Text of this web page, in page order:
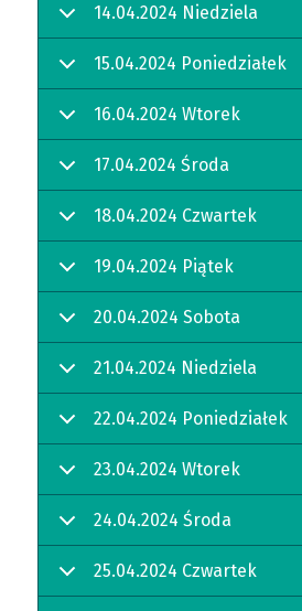
14.04.2024 Niedziela
15.04.2024 Poniedziałek
16.04.2024 Wtorek
17.04.2024 Środa
18.04.2024 Czwartek
19.04.2024 Piątek
20.04.2024 Sobota
21.04.2024 Niedziela
22.04.2024 Poniedziałek
23.04.2024 Wtorek
24.04.2024 Środa
25.04.2024 Czwartek